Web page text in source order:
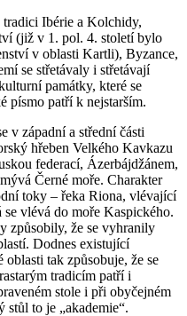
tradici Ibérie a Kol­chidy,
(již v 1. pol. 4. století bylo
v oblasti Kartli), Byzance,
se střetávaly i střetávají
památky, které se
písmo patří k nejstarším.
v západní a střední části
hřeben Velkého Kavkazu
federací, Ázerbájdžánem,
Černé moře. Charakter
toky – řeka Riona, vlévající
vlévá do moře Kas­pického.
způsobily, že se vyhranily
Dodnes existující
tak způsobuje, že se
tradicím patří i
stole i při obyčejném
stůl to je „akademie“.